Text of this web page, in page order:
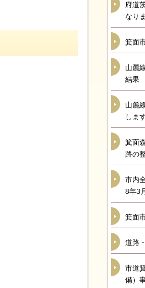
府道
なり
箕面
山麓
結果
山麓
しま
箕面
路の
市内
8年3
箕面
道路
市道
備）